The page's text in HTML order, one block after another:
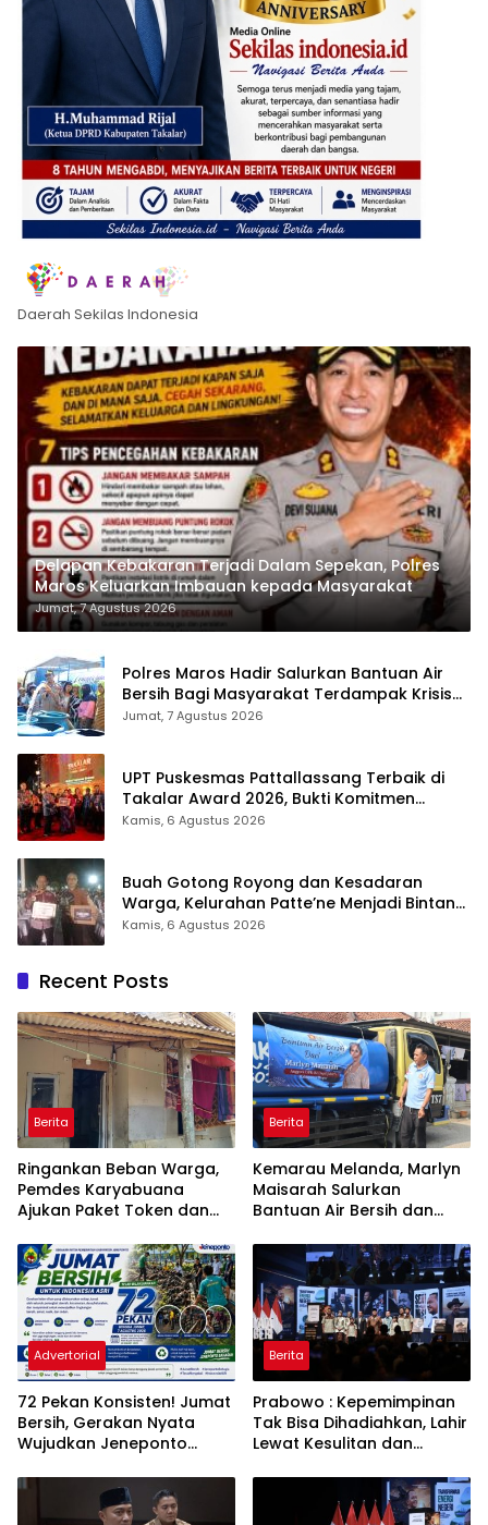
Daerah Sekilas Indonesia
Delapan Kebakaran Terjadi Dalam Sepekan, Polres
Maros Keluarkan Imbauan kepada Masyarakat
Jumat, 7 Agustus 2026
Polres Maros Hadir Salurkan Bantuan Air
Bersih Bagi Masyarakat Terdampak Krisis
Air Bersih Di Maros
Jumat, 7 Agustus 2026
UPT Puskesmas Pattallassang Terbaik di
Takalar Award 2026, Bukti Komitmen
Hadirkan Pelayanan Kesehatan Berkualitas
Kamis, 6 Agustus 2026
Buah Gotong Royong dan Kesadaran
Warga, Kelurahan Patte’ne Menjadi Bintang
Takalar Award 2026
Kamis, 6 Agustus 2026
Recent Posts
Berita
Ringankan Beban Warga,
Pemdes Karyabuana
Ajukan Paket Token dan
PLN
Berita
Kemarau Melanda, Marlyn
Maisarah Salurkan
Bantuan Air Bersih dan
Babakan Madang
Advertorial
72 Pekan Konsisten! Jumat
Bersih, Gerakan Nyata
Wujudkan Jeneponto
ASRI
Berita
Prabowo : Kepemimpinan
Tak Bisa Dihadiahkan, Lahir
Lewat Kesulitan dan